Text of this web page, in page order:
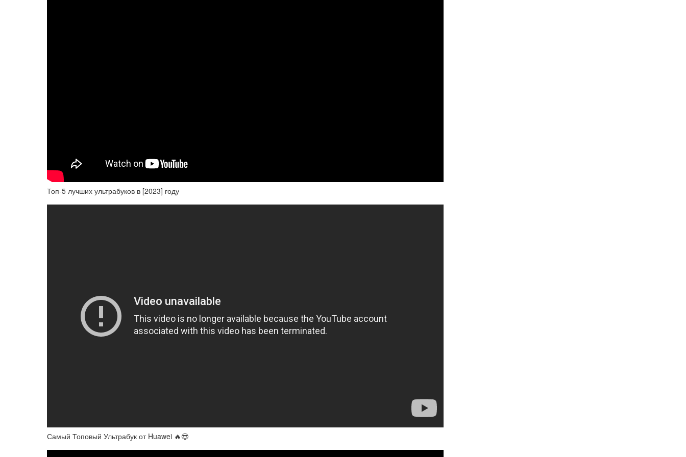
Топ-5 лучших ультрабуков в [2023] году
Самый Топовый Ультрабук от Huawei 🔥😎